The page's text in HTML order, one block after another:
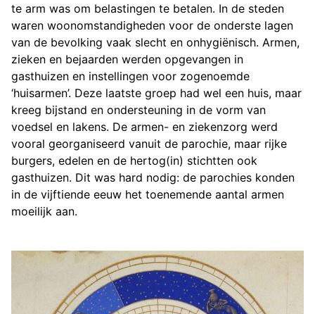
te arm was om belastingen te betalen. In de steden
waren woonomstandigheden voor de onderste lagen
van de bevolking vaak slecht en onhygiënisch. Armen,
zieken en bejaarden werden opgevangen in
gasthuizen en instellingen voor zogenoemde
‘huisarmen’. Deze laatste groep had wel een huis, maar
kreeg bijstand en ondersteuning in de vorm van
voedsel en lakens. De armen- en ziekenzorg werd
vooral georganiseerd vanuit de parochie, maar rijke
burgers, edelen en de hertog(in) stichtten ook
gasthuizen. Dit was hard nodig: de parochies konden
in de vijftiende eeuw het toenemende aantal armen
moeilijk aan.